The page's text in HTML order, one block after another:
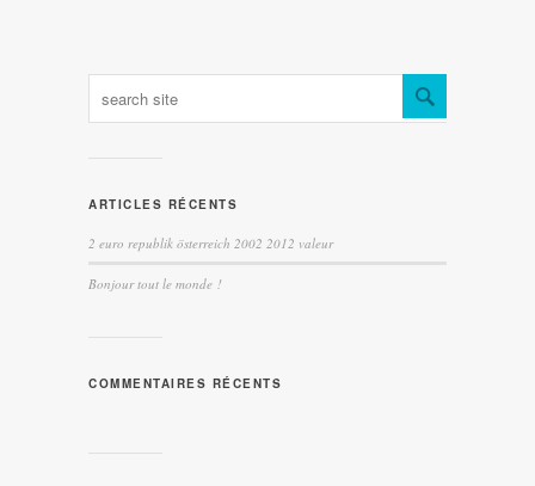
ARTICLES RÉCENTS
2 euro republik österreich 2002 2012 valeur
Bonjour tout le monde !
COMMENTAIRES RÉCENTS